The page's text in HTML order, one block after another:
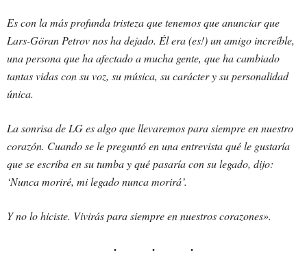
Es con la más profunda tristeza que tenemos que anunciar que
Lars-Göran Petrov nos ha dejado. Él era (es!) un amigo increíble,
una persona que ha afectado a mucha gente, que ha cambiado
tantas vidas con su voz, su música, su carácter y su personalidad
única.
La sonrisa de LG es algo que llevaremos para siempre en nuestro
corazón. Cuando se le preguntó en una entrevista qué le gustaría
que se escriba en su tumba y qué pasaría con su legado, dijo:
‘Nunca moriré, mi legado nunca morirá’.
Y no lo hiciste. Vivirás para siempre en nuestros corazones».